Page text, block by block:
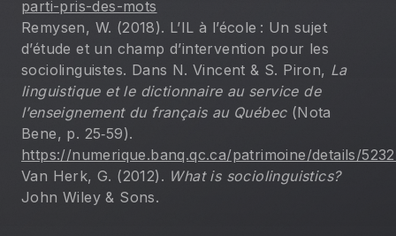
parti-pris-des-mots
Remysen, W. (2018). L’IL à l’école : Un sujet
d’étude et un champ d’intervention pour les
sociolinguistes. Dans N. Vincent & S. Piron, La
linguistique et le dictionnaire au service de
l’enseignement du français au Québec (Nota
Bene, p. 25‑59).
https://numerique.banq.qc.ca/patrimoine/details/
Van Herk, G. (2012). What is sociolinguistics?
John Wiley & Sons.